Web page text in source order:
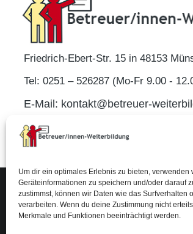
Um dir ein optimales Erlebnis zu bieten,
Geräteinformationen zu speichern und/oder darauf
zustimmst, können wir Daten wie das Surfverhalten
verarbeiten. Wenn du deine Zustimmung nicht
Merkmale und Funktionen beeinträchtigt werden.
Friedrich-Ebert-Str. 15 in 48153
Tel: 0251 – 526287 (Mo-Fr 9.00 -
E-Mail: kontakt@betreuer-
© 2026 Alle Rechte vorbehalten.